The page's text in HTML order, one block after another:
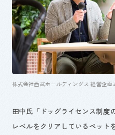
株式会社西武ホールディングス 経営企
田中氏「ドッグライセンス制度
レベルをクリアしているペット